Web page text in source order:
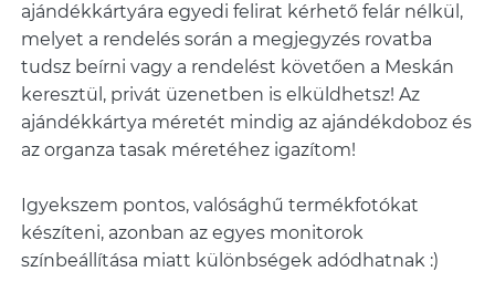
ajándékkártyára egyedi felirat kérhető felár nélkül,
melyet a rendelés során a megjegyzés rovatba
tudsz beírni vagy a rendelést követően a Meskán
keresztül, privát üzenetben is elküldhetsz! Az
ajándékkártya méretét mindig az ajándékdoboz és
az organza tasak méretéhez igazítom!
Igyekszem pontos, valósághű termékfotókat
készíteni, azonban az egyes monitorok
színbeállítása miatt különbségek adódhatnak :)